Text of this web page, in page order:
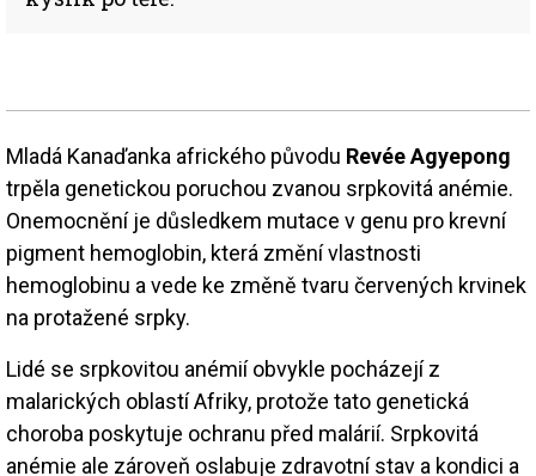
Mladá Kanaďanka afrického původu Revée Agyepong
trpěla genetickou poruchou zvanou srpkovitá anémie.
Onemocnění je důsledkem mutace v genu pro krevní
pigment hemoglobin, která změní vlastnosti
hemoglobinu a vede ke změně tvaru červených krvinek
na protažené srpky.
Lidé se srpkovitou anémií obvykle pocházejí z
malarických oblastí Afriky, protože tato genetická
choroba poskytuje ochranu před malárií. Srpkovitá
anémie ale zároveň oslabuje zdravotní stav a kondici a